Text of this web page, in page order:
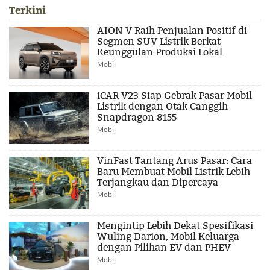
Terkini
AION V Raih Penjualan Positif di
Segmen SUV Listrik Berkat
Keunggulan Produksi Lokal
Mobil
iCAR V23 Siap Gebrak Pasar Mobil
Listrik dengan Otak Canggih
Snapdragon 8155
Mobil
VinFast Tantang Arus Pasar: Cara
Baru Membuat Mobil Listrik Lebih
Terjangkau dan Dipercaya
Mobil
Mengintip Lebih Dekat Spesifikasi
Wuling Darion, Mobil Keluarga
dengan Pilihan EV dan PHEV
Mobil